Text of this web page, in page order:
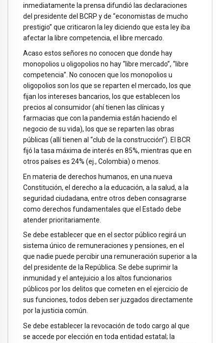
inmediatamente la prensa difundió las declaraciones
del presidente del BCRP y de “economistas de mucho
prestigio” que criticaron la ley diciendo que esta ley iba
afectar la libre competencia, el libre mercado.
Acaso estos señores no conocen que donde hay
monopolios u oligopolios no hay “libre mercado”, “libre
competencia”. No conocen que los monopolios u
oligopolios son los que se reparten el mercado, los que
fijan los intereses bancarios, los que establecen los
precios al consumidor (ahí tienen las clínicas y
farmacias que con la pandemia están haciendo el
negocio de su vida), los que se reparten las obras
públicas (allí tienen al “club de la construcción”). El BCR
fijó la tasa máxima de interés en 85%, mientras que en
otros países es 24% (ej., Colombia) o menos.
En materia de derechos humanos, en una nueva
Constitución, el derecho a la educación, a la salud, a la
seguridad ciudadana, entre otros deben consagrarse
como derechos fundamentales que el Estado debe
atender prioritariamente.
Se debe establecer que en el sector público regirá un
sistema único de remuneraciones y pensiones, en el
que nadie puede percibir una remuneración superior a la
del presidente de la República. Se debe suprimir la
inmunidad y el antejuicio a los altos funcionarios
públicos por los delitos que cometen en el ejercicio de
sus funciones, todos deben ser juzgados directamente
por la justicia común.
Se debe establecer la revocación de todo cargo al que
se accede por elección en toda entidad estatal; la